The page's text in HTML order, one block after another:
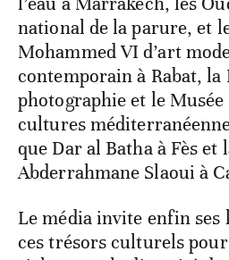
national de la parure, et
Mohammed VI d’art
contemporain à Rabat,
photographie et le Musée
cultures
que Dar al Batha à Fès et
Abderrahmane Slaoui à
Le média invite enfin
ces trésors culturels